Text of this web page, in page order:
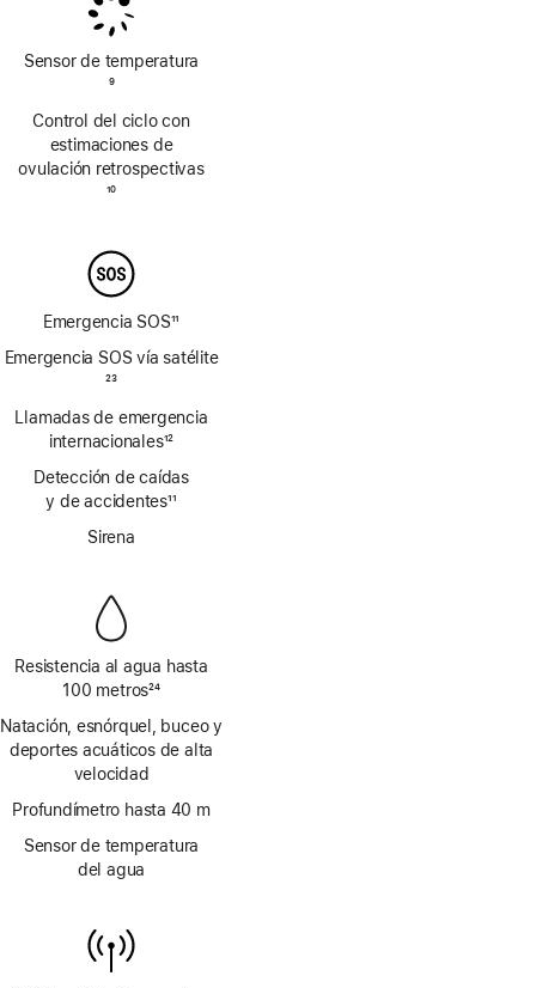
página
página
Sensor de temperatura
pie
página
9
Control del ciclo con
estimaciones de
ovulación retrospectivas
10
Emergencia SOS
a
de
página
11
Emergencia SOS vía satélite
pie
página
23
Llamadas de emergencia
internacionales12
Detección de caídas
y de accidentes11
Sirena
Resistencia al agua hasta
100 metros
a
pie
página
24
Natación, esnórquel, buceo y
deportes acuáticos de alta
velocidad
Profundímetro hasta 40 m
Sensor de temperatura
del agua